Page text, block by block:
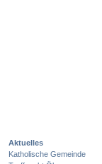
Aktuelles
Katholische Gemeinde